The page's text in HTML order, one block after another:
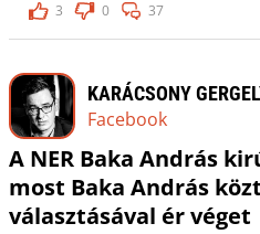
3
0 37
KARÁCSONY
Facebook
A NER Baka András
most Baka András
választásával ér véget